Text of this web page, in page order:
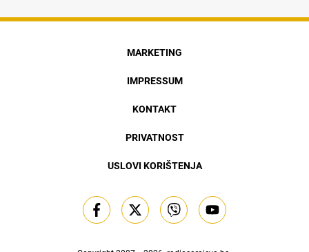
MARKETING
IMPRESSUM
KONTAKT
PRIVATNOST
USLOVI KORIŠTENJA